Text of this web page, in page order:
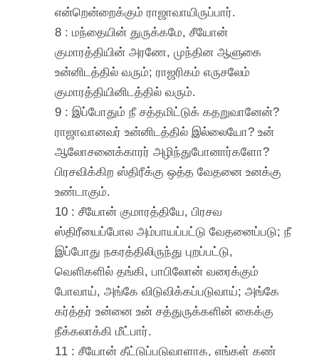
என்றென்றைக்கும் ராஜாவாயிருப்பார்.
8 : மந்தையின் துருக்கமே, சீயோன்
குமாரத்தியின் அரணே, முந்தின ஆளுகை
உன்னிடத்தில் வரும்; ராஜரிகம் எருசலேம்
குமாரத்தியினிடத்தில் வரும்.
9 : இப்போதும் நீ சத்தமிட்டுக் கதறுவானேன்?
ராஜாவானவர் உன்னிடத்தில் இல்லையோ? உன்
ஆலோசனைக்காரர் அழிந்துபோனார்களோ?
பிரசவிக்கிற ஸ்திரீக்கு ஒத்த வேதனை உனக்கு
உண்டாகும்.
10 : சீயோன் குமாரத்தியே, பிரசவ
ஸ்திரீயைப்போல அம்பாயப்பட்டு வேதனைப்படு; நீ
இப்போது நகரத்திலிருந்து புறப்பட்டு,
வெளிகளில் தங்கி, பாபிலோன் வரைக்கும்
போவாய், அங்கே விடுவிக்கப்படுவாய்; அங்கே
கர்த்தர் உன்னை உன் சத்துருக்களின் கைக்கு
நீக்கலாக்கி மீட்பார்.
11 : சீயோன் தீட்டுப்படுவாளாக, எங்கள் கண்